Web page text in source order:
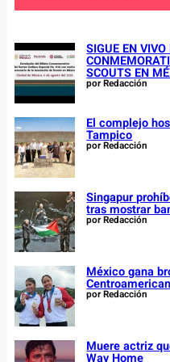
h
SIGUE EN
SCOUTS EN
por Redacción
El complejo
Tampico
por Redacción
Singapur
tras mostrar
por Redacción
México gana
por Redacción
Muere actriz
Way Home